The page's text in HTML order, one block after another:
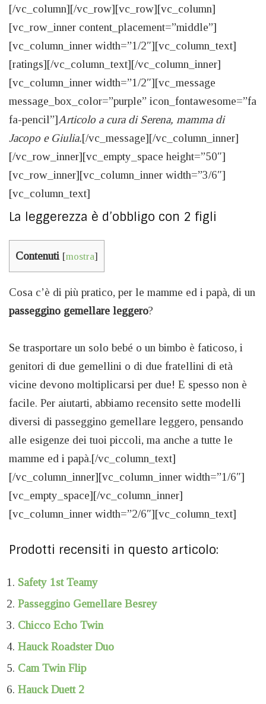
[/vc_column][/vc_row][vc_row][vc_column]
[vc_row_inner content_placement=”middle”]
[vc_column_inner width=”1/2″][vc_column_text]
[ratings][/vc_column_text][/vc_column_inner]
[vc_column_inner width=”1/2″][vc_message
message_box_color=”purple” icon_fontawesome=”fa
fa-pencil”]Articolo a cura di Serena, mamma di
Jacopo e Giulia.[/vc_message][/vc_column_inner]
[/vc_row_inner][vc_empty_space height=”50″]
[vc_row_inner][vc_column_inner width=”3/6″]
[vc_column_text]
La leggerezza è d’obbligo con 2 figli
Contenuti [mostra]
Cosa c’è di più pratico, per le mamme ed i papà, di un
passeggino gemellare leggero?
Se trasportare un solo bebé o un bimbo è faticoso, i
genitori di due gemellini o di due fratellini di età
vicine devono moltiplicarsi per due! E spesso non è
facile. Per aiutarti, abbiamo recensito sette modelli
diversi di passeggino gemellare leggero, pensando
alle esigenze dei tuoi piccoli, ma anche a tutte le
mamme ed i papà.[/vc_column_text]
[/vc_column_inner][vc_column_inner width=”1/6″]
[vc_empty_space][/vc_column_inner]
[vc_column_inner width=”2/6″][vc_column_text]
Prodotti recensiti in questo articolo:
Safety 1st Teamy
Passeggino Gemellare Besrey
Chicco Echo Twin
Hauck Roadster Duo
Cam Twin Flip
Hauck Duett 2